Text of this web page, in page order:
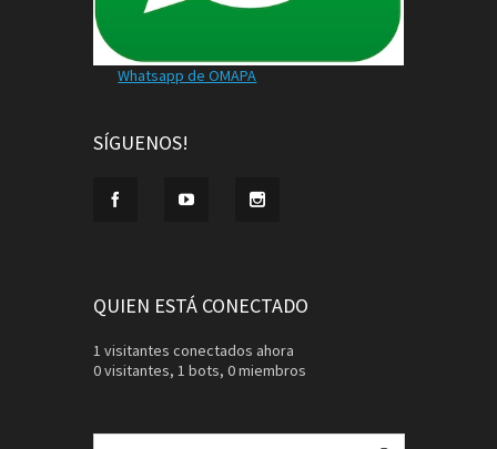
Whatsapp de OMAPA
SÍGUENOS!
QUIEN ESTÁ CONECTADO
1 visitantes conectados ahora
0 visitantes, 1 bots, 0 miembros
Buscar: